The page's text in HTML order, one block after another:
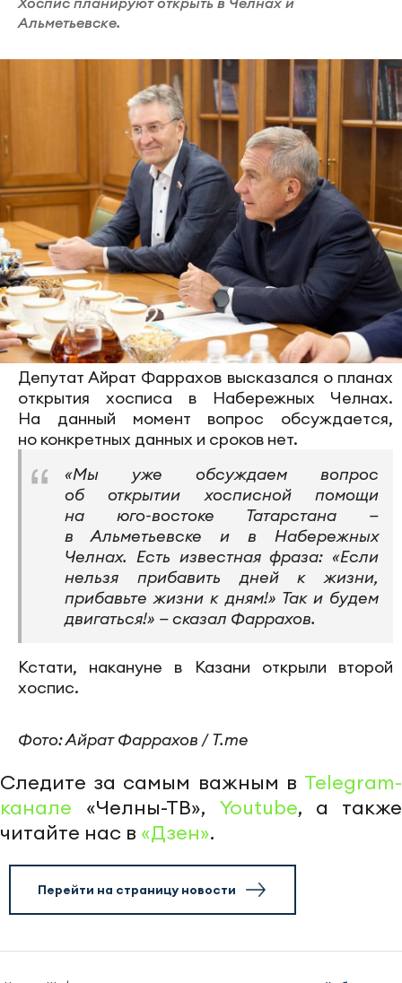
Альметьевске.
Депутат Айрат Фаррахов высказался о планах
открытия хосписа в Набережных Челнах.
На данный момент вопрос обсуждается,
но конкретных данных и сроков нет.
«Мы уже обсуждаем вопрос
об открытии хосписной помощи
на юго-востоке Татарстана —
в Альметьевске и в Набережных
Челнах. Есть известная фраза: «Если
нельзя прибавить дней к жизни,
прибавьте жизни к дням!» Так и будем
двигаться!» — сказал Фаррахов.
Кстати, накануне в Казани открыли второй
хоспис.
Фото: Айрат Фаррахов / T.me
Следите за самым важным в Telegram-
канале «Челны-ТВ», Youtube, а также
читайте нас в «Дзен».
Перейти на страницу новости